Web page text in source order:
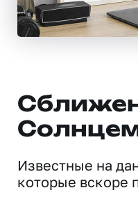
Известные на
которые вскоре